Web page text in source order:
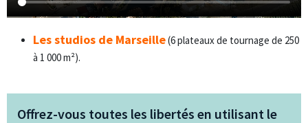
Les studios de Marseille(6 plateaux de tournage de 250
à 1 000 m²).
Offrez-vous toutes les libertés en utilisant le